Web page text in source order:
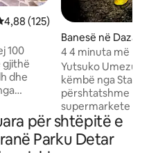
mesatar 4,88 nga 5,
4,88 (125)
100
gjithë
dhe
larg
Banesë në
4 4 minuta më
persona, shtëpi e
(Yuetsu,
Yutsuko
këmbë nga
përshtatshme
supermarkete
2-minutëshe dhe
kështu që të
këndshëm. Mund të strehojë deri në 11
për shtëpitë e
Parku Detar